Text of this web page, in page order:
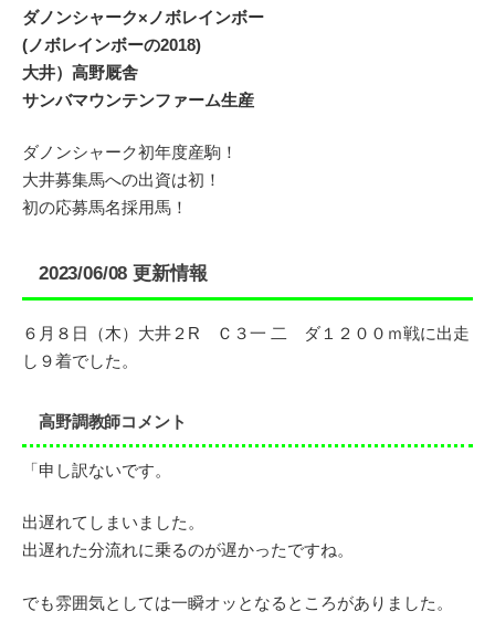
ダノンシャーク×ノボレインボー
(ノボレインボーの2018)
大井）高野厩舎
サンバマウンテンファーム生産
ダノンシャーク初年度産駒！
大井募集馬への出資は初！
初の応募馬名採用馬！
2023/06/08 更新情報
６月８日（木）大井２R Ｃ３一 二 ダ１２００ｍ戦に出走
し９着でした。
高野調教師コメント
「申し訳ないです。
出遅れてしまいました。
出遅れた分流れに乗るのが遅かったですね。
でも雰囲気としては一瞬オッとなるところがありました。